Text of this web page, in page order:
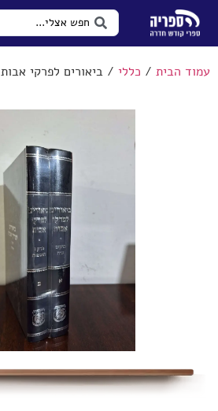
עמוד הבית / כללי / ביאורים לפרקי אבות